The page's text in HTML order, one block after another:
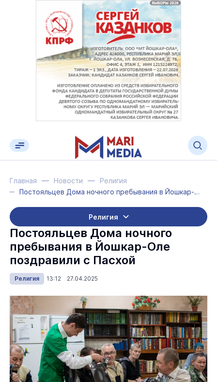
Главная Новости
Религия
Постояльцев Дома ночного пребывания в Йошкар-Оле поздравили с Пасхой
Религия
Постояльцев Дома ночного
пребывания в Йошкар-Оле
поздравили с Пасхой
Религия 13:12 27.04.2025